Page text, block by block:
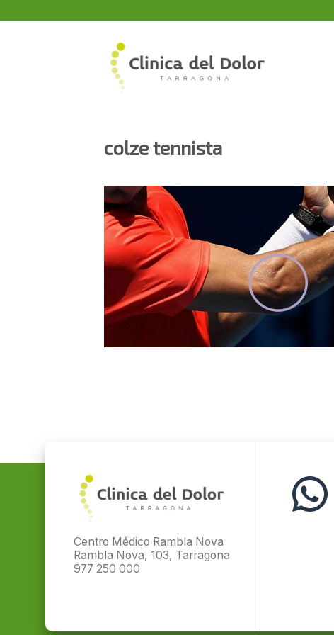
to
colze tennista
Centro Médico Rambla Nova
Rambla Nova, 103, Tarragona
977 250 000